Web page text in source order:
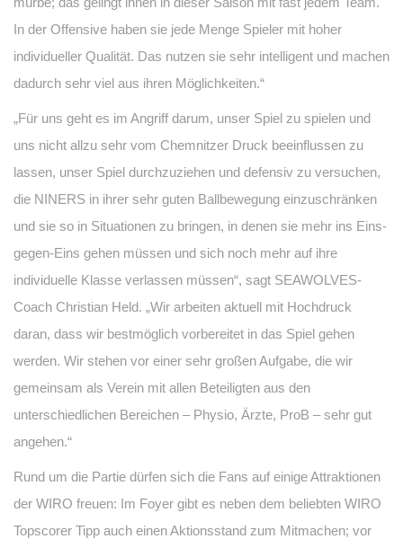
In der Offensive haben sie jede Menge Spieler mit hoher
individueller Qualität. Das nutzen sie sehr intelligent und machen
dadurch sehr viel aus ihren Möglichkeiten.“
„Für uns geht es im Angriff darum, unser Spiel zu spielen und
uns nicht allzu sehr vom Chemnitzer Druck beeinflussen zu
lassen, unser Spiel durchzuziehen und defensiv zu versuchen,
die NINERS in ihrer sehr guten Ballbewegung einzuschränken
und sie so in Situationen zu bringen, in denen sie mehr ins Eins-
gegen-Eins gehen müssen und sich noch mehr auf ihre
individuelle Klasse verlassen müssen“, sagt SEAWOLVES-
Coach Christian Held. „Wir arbeiten aktuell mit Hochdruck
daran, dass wir bestmöglich vorbereitet in das Spiel gehen
werden. Wir stehen vor einer sehr großen Aufgabe, die wir
gemeinsam als Verein mit allen Beteiligten aus den
unterschiedlichen Bereichen – Physio, Ärzte, ProB – sehr gut
angehen.“
Rund um die Partie dürfen sich die Fans auf einige Attraktionen
der WIRO freuen: Im Foyer gibt es neben dem beliebten WIRO
Topscorer Tipp auch einen Aktionsstand zum Mitmachen; vor